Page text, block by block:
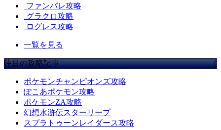
ファンパレ攻略
グラクロ攻略
ログレス攻略
一覧を見る
注目の攻略記事
ポケモンチャンピオンズ攻略
ぽこあポケモン攻略
ポケモンZA攻略
幻想水滸伝スターリープ
スプラトゥーンレイダース攻略